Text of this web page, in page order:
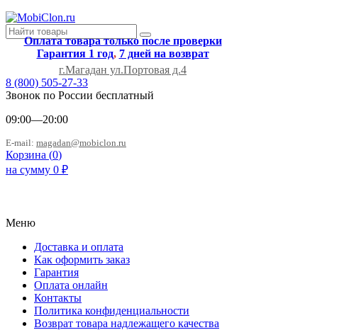
Оплата товара только после проверки
Гарантия 1 год, 7 дней на возврат
г.Магадан ул.Портовая д.4
8 (800) 505-27-33
Звонок по России бесплатный
09:00—20:00
E-mail: magadan@mobiclon.ru
Корзина (0)
на сумму 0 ₽
Меню
Доставка и оплата
Как оформить заказ
Гарантия
Оплата онлайн
Контакты
Политика конфиденциальности
Возврат товара надлежащего качества